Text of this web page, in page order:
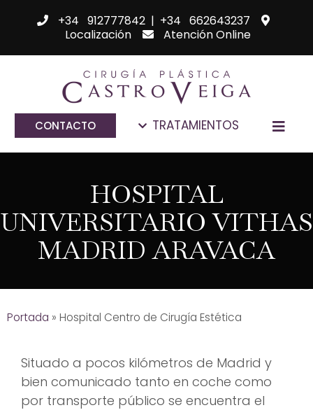
+34 912777842| +34 662643237
Localización
Atención Online
CONTACTO TRATAMIENTOS
HOSPITAL
UNIVERSITARIO VITHAS
MADRID ARAVACA
Portada » Hospital Centro de Cirugía Estética
Situado a pocos kilómetros de Madrid y
bien comunicado tanto en coche como
por transporte público se encuentra el